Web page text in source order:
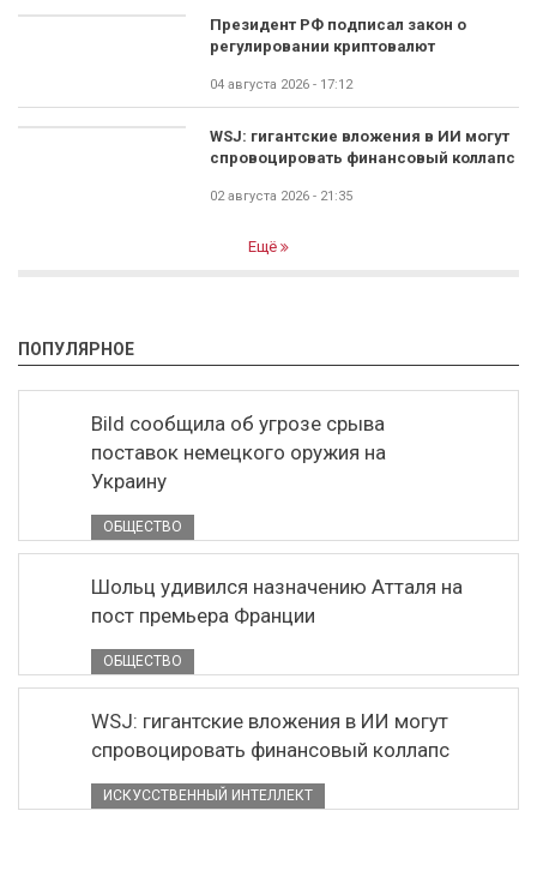
Президент РФ подписал закон о
регулировании криптовалют
04 августа 2026 - 17:12
WSJ: гигантские вложения в ИИ могут
спровоцировать финансовый коллапс
02 августа 2026 - 21:35
Ещё
ПОПУЛЯРНОЕ
Bild сообщила об угрозе срыва
поставок немецкого оружия на
Украину
ОБЩЕСТВО
Шольц удивился назначению Атталя на
пост премьера Франции
ОБЩЕСТВО
WSJ: гигантские вложения в ИИ могут
спровоцировать финансовый коллапс
ИСКУССТВЕННЫЙ ИНТЕЛЛЕКТ